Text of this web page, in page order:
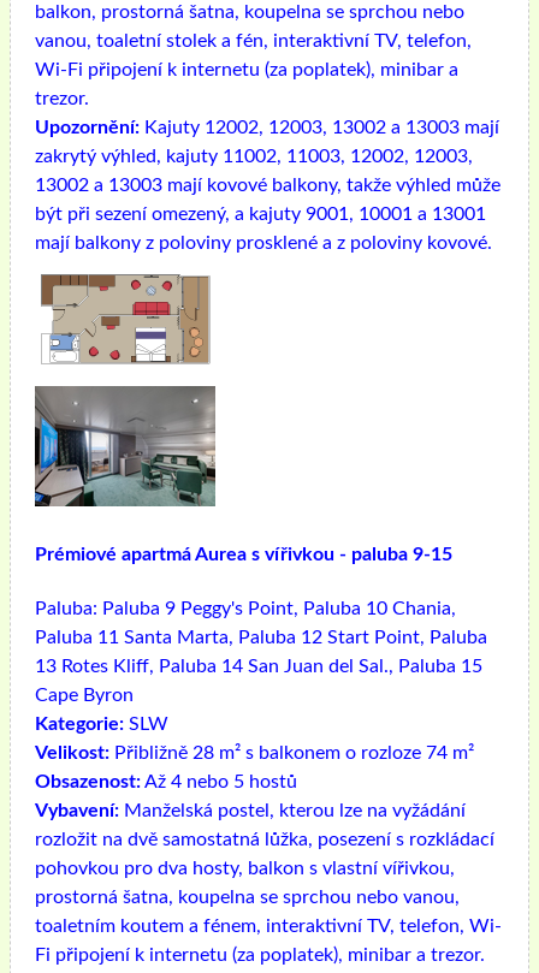
balkon, prostorná šatna, koupelna se sprchou nebo
vanou, toaletní stolek a fén, interaktivní TV, telefon,
Wi-Fi připojení k internetu (za poplatek), minibar a
trezor.
Upozornění: Kajuty 12002, 12003, 13002 a 13003 mají
zakrytý výhled, kajuty 11002, 11003, 12002, 12003,
13002 a 13003 mají kovové balkony, takže výhled může
být při sezení omezený, a kajuty 9001, 10001 a 13001
mají balkony z poloviny prosklené a z poloviny kovové.
Prémiové apartmá Aurea s vířivkou - paluba 9-15
Paluba: Paluba 9 Peggy's Point, Paluba 10 Chania,
Paluba 11 Santa Marta, Paluba 12 Start Point, Paluba
13 Rotes Kliff, Paluba 14 San Juan del Sal., Paluba 15
Cape Byron
Kategorie: SLW
Velikost: Přibližně 28 m² s balkonem o rozloze 74 m²
Obsazenost:Až 4 nebo 5 hostů
Vybavení: Manželská postel, kterou lze na vyžádání
rozložit na dvě samostatná lůžka, posezení s rozkládací
pohovkou pro dva hosty, balkon s vlastní vířivkou,
prostorná šatna, koupelna se sprchou nebo vanou,
toaletním koutem a fénem, ​​interaktivní TV, telefon, Wi-
Fi připojení k internetu (za poplatek), minibar a trezor.